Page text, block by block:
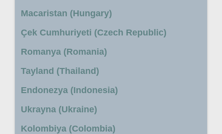
Macaristan (Hungary)
Çek Cumhuriyeti (Czech Republic)
Romanya (Romania)
Tayland (Thailand)
Endonezya (Indonesia)
Ukrayna (Ukraine)
Kolombiya (Colombia)